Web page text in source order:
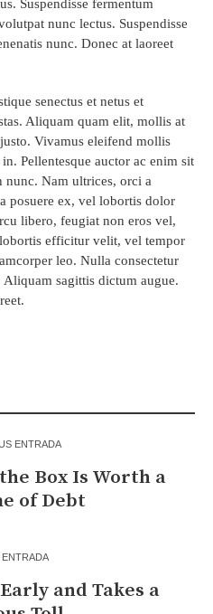
Suspendisse fermentum
nunc lectus. Suspendisse
nunc. Donec at laoreet
senectus et netus et
Aliquam quam elit, mollis at
Vivamus eleifend mollis
Pellentesque auctor ac enim sit
nunc. Nam ultrices, orci a
posuere ex, vel lobortis dolor
libero, feugiat non eros vel,
efficitur velit, vel tempor
leo. Nulla consectetur
sagittis dictum augue.
ENTRADA
Box Is Worth a
of Debt
ENTRADA
and Takes a